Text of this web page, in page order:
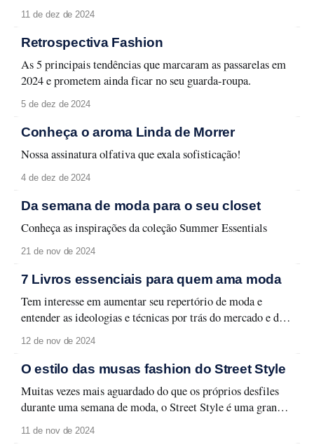
11 de dez de 2024
Retrospectiva Fashion
As 5 principais tendências que marcaram as passarelas em
2024 e prometem ainda ficar no seu guarda-roupa.
5 de dez de 2024
Conheça o aroma Linda de Morrer
Nossa assinatura olfativa que exala sofisticação!
4 de dez de 2024
Da semana de moda para o seu closet
Conheça as inspirações da coleção Summer Essentials
21 de nov de 2024
7 Livros essenciais para quem ama moda
Tem interesse em aumentar seu repertório de moda e
entender as ideologias e técnicas por trás do mercado e das
tendências? Nesse post trazemos os sete melhores livros
conhecimento nas diversas áreas que moldam a indústria
12 de nov de 2024
O estilo das musas fashion do Street Style
Muitas vezes mais aguardado do que os próprios desfiles
durante uma semana de moda, o Street Style é uma grande
referência de estilo para quem ama moda e autenticidade.
11 de nov de 2024